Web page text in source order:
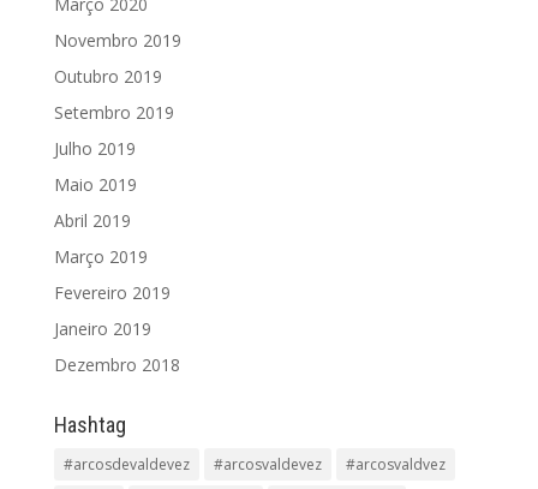
Novembro 2019
Outubro 2019
Setembro 2019
Julho 2019
Maio 2019
Abril 2019
Março 2019
Fevereiro 2019
Janeiro 2019
Dezembro 2018
Hashtag
#arcosdevaldevez #arcosvaldevez
#arcosvaldvez